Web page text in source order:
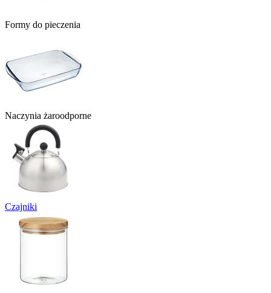
Formy do pieczenia
Naczynia żaroodporne
Czajniki